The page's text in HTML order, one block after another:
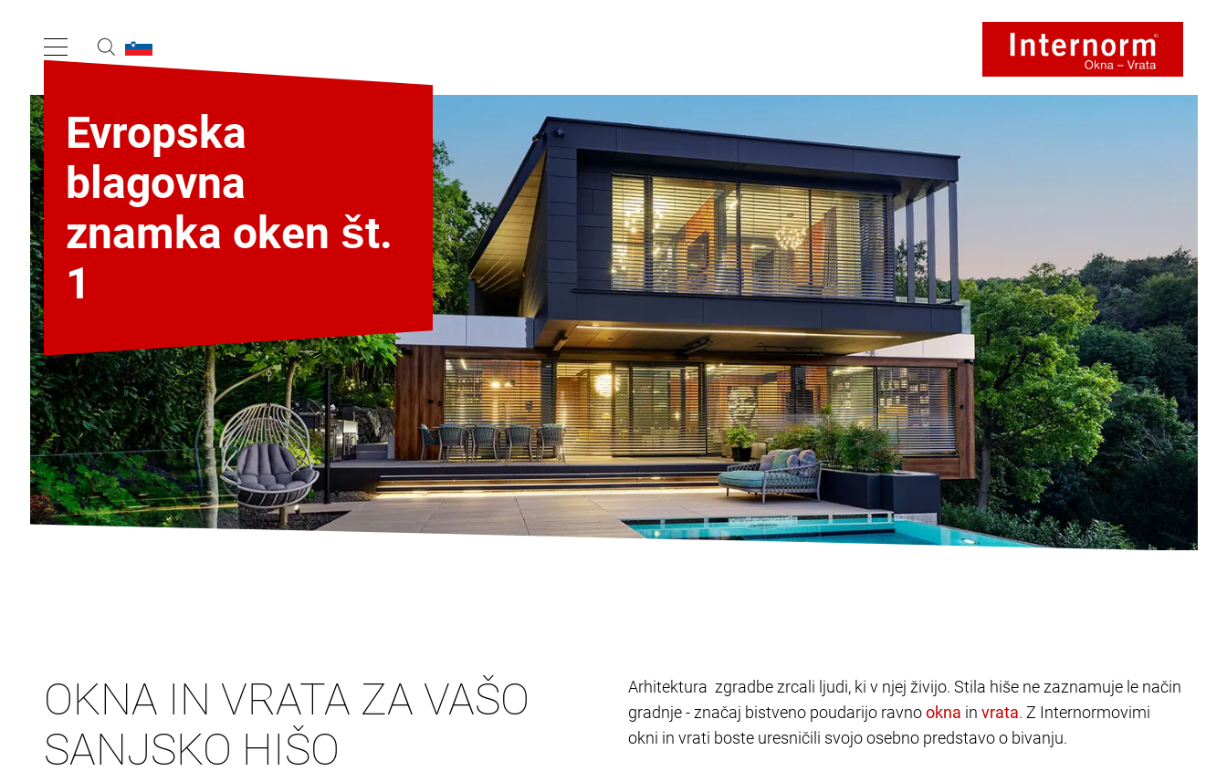
Evropska
blagovna
znamka oken št.
1
OKNA IN VRATA ZA VAŠO
SANJSKO HIŠO
Arhitektura zgradbe zrcali ljudi, ki v njej živijo. Stila hiše ne zaznamuje le način
gradnje - značaj bistveno poudarijo ravno
in
. Z Internormovimi
okni in vrati boste uresničili svojo osebno predstavo o bivanju.